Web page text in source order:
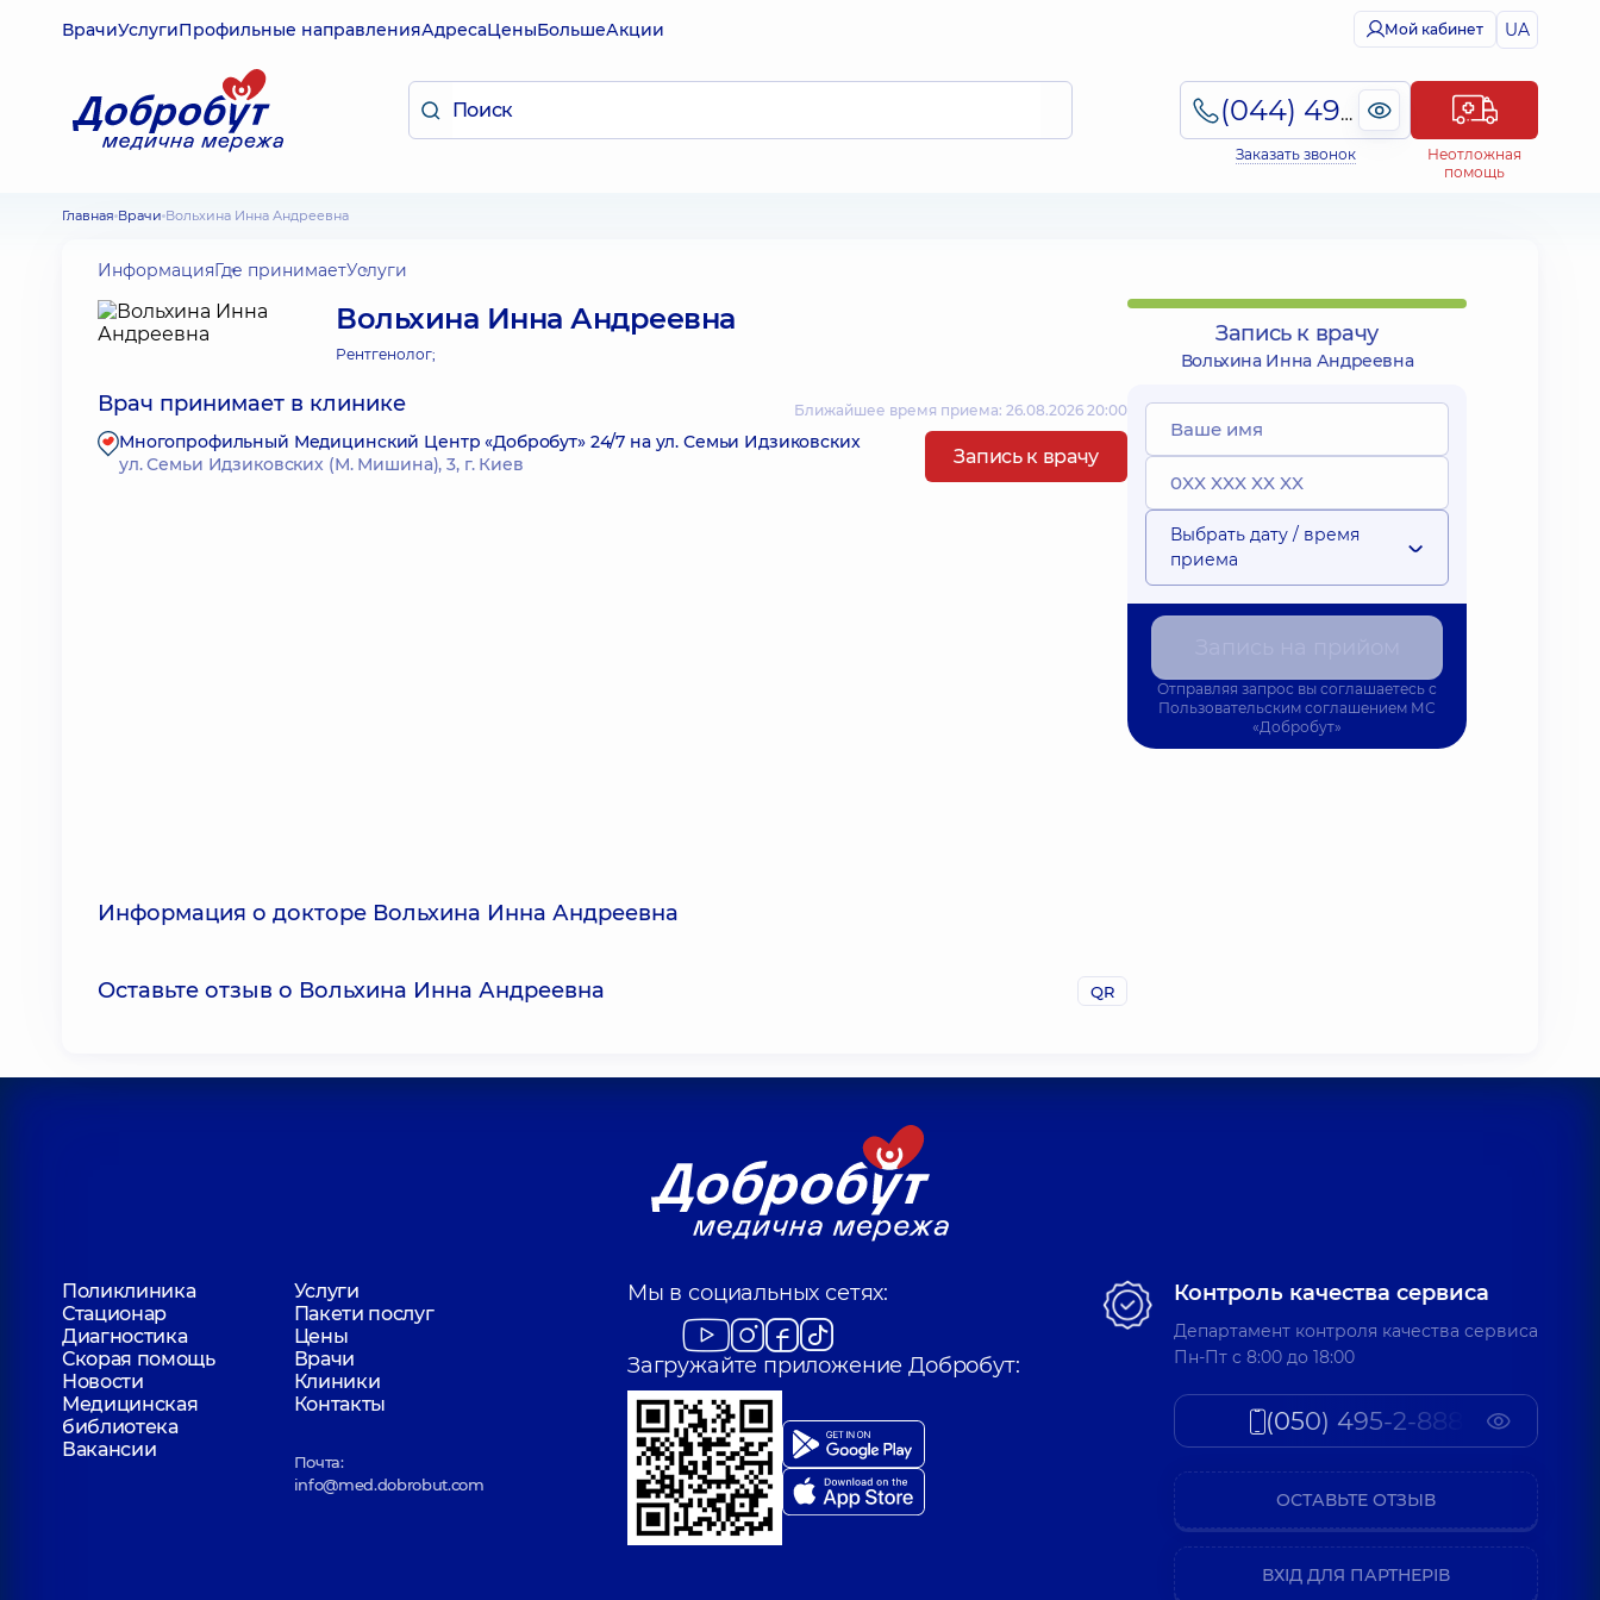
ВрачиУслугиПрофильные направленияАдресаЦеныБольшеАкции Мой кабинет UA
(044) 495-2-888
Заказать звонок
Неотложная
помощь
Главная Врачи Вольхина Инна Андреевна
ИнформацияГде принимаетУслуги
Вольхина Инна Андреевна
Рентгенолог;
Врач принимает в клинике Ближайшее время приема: 26.08.2026 20:00
Многопрофильный Медицинский Центр «Добробут» 24/7 на ул. Семьи Идзиковских
ул. Семьи Идзиковских (М. Мишина), 3, г. Киев
Запись к врачу
Информация о докторе Вольхина Инна Андреевна
Оставьте отзыв о Вольхина Инна Андреевна QR
Запись к врачу
Вольхина Инна Андреевна
Выбрать дату / время
приема
Отправляя запрос вы соглашаетесь с
Пользовательским соглашением МС
«Добробут»
Поликлиника
Услуги
Стационар
Пакети послуг
Диагностика
Цены
Скорая помощь
Врачи
Новости
Клиники
Медицинская
библиотека
Контакты
Вакансии
Почта:
info@med.dobrobut.com
Мы в социальных сетях:
Загружайте приложение Добробут:
Контроль качества сервиса
Департамент контроля качества сервиса
Пн-Пт c 8:00 до 18:00
(050) 495-2-888
ОСТАВЬТЕ ОТЗЫВ
ВХІД ДЛЯ ПАРТНЕРІВ